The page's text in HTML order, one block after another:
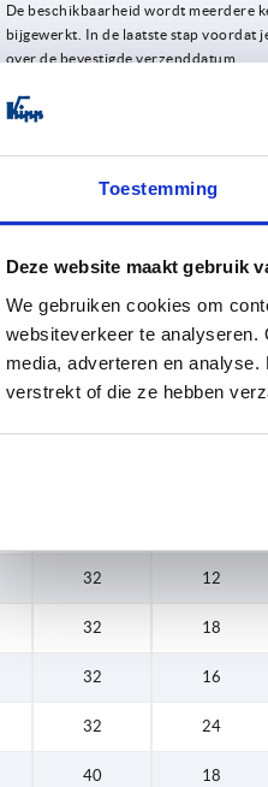
Toestemming
Deze website maakt gebruik
We gebruiken cookies om
websiteverkeer te analyseren.
media, adverteren en
verstrekt of die ze hebben
50 18
De beschikbaarheid wordt meerdere
bijgewerkt. In de laatste stap voordat
over de bevestigde verzenddatum.
D1 L
32 —
40 —
40 —
32 12
32 18
32 16
32 24
40 18